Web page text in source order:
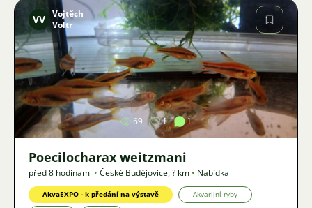
Obrázek
VV Vojtěch
Voltr
69 1 1
Poecilocharax weitzmani
před 8 hodinami • České Budějovice,? km • Nabídka
AkvaEXPO - k předání na výstavě Akvarijní ryby